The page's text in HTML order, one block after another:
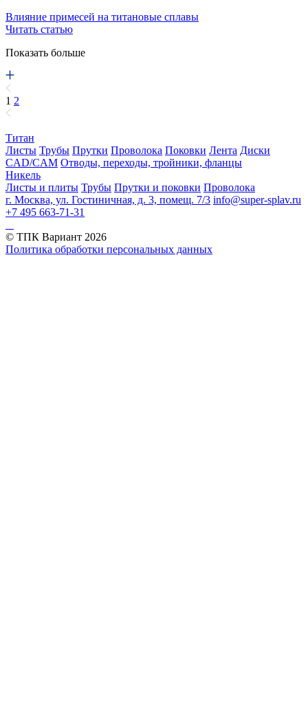
Влияние примесей на титановые сплавы
Читать статью
Показать больше
1 2
Титан
Листы Трубы Прутки Проволока Поковки Лента Диски
CAD/CAM Отводы, переходы, тройники, фланцы
Никель
Листы и плиты Трубы Прутки и поковки Проволока
г. Москва, ул. Гостиничная, д. 3, помещ. 7/3 info@super-splav.ru
+7 495 663-71-31
© ТПК Вариант 2026
Политика обработки персональных данных